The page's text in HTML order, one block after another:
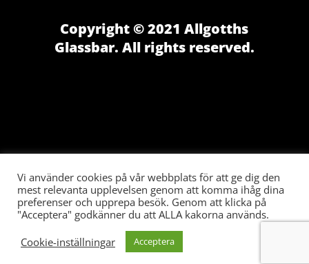
Copyright © 2021 Allgotths
Glassbar. All rights reserved.
Vi använder cookies på vår webbplats för att ge dig den
mest relevanta upplevelsen genom att komma ihåg dina
preferenser och upprepa besök. Genom att klicka på
"Acceptera" godkänner du att ALLA kakorna används.
Cookie-inställningar
Acceptera